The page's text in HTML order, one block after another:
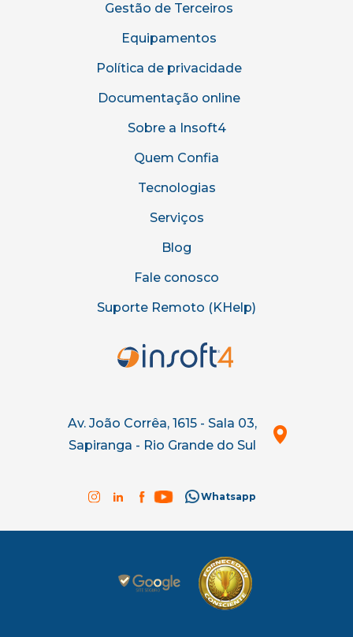
Gestão de Terceiros
Equipamentos
Política de privacidade
Documentação online
Sobre a Insoft4
Quem Confia
Tecnologias
Serviços
Blog
Fale conosco
Suporte Remoto (KHelp)
Av. João Corrêa, 1615 - Sala 03,
Sapiranga - Rio Grande do Sul
Whatsapp